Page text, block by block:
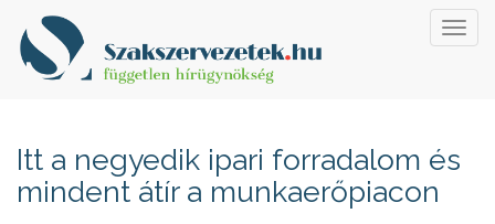
Itt a negyedik ipari forradalom és
mindent átír a munkaerőpiacon